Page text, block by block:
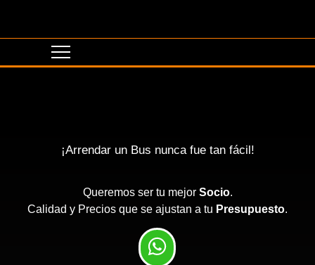
¡Arrendar un Bus nunca fue tan fácil!
Queremos ser tu mejor Socio.
Calidad y Precios que se ajustan a tu Presupuesto.